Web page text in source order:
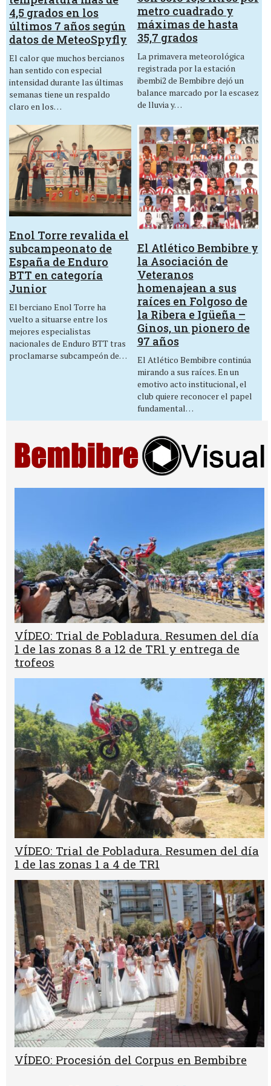
4,5 grados en los
últimos 7 años según
datos de MeteoSpyfly
El calor que muchos bercianos
han sentido con especial
intensidad durante las últimas
semanas tiene un respaldo
claro en los…
metro cuadrado y
máximas de hasta
35,7 grados
La primavera meteorológica
registrada por la estación
ibembi2 de Bembibre dejó un
balance marcado por la escasez
de lluvia y…
Enol Torre revalida el
subcampeonato de
España de Enduro
BTT en categoría
Junior
El berciano Enol Torre ha
vuelto a situarse entre los
mejores especialistas
nacionales de Enduro BTT tras
proclamarse subcampeón de…
El Atlético Bembibre y
la Asociación de
Veteranos
homenajean a sus
raíces en Folgoso de
la Ribera e Igüeña –
Ginos, un pionero de
97 años
El Atlético Bembibre continúa
mirando a sus raíces. En un
emotivo acto institucional, el
club quiere reconocer el papel
fundamental…
VÍDEO: Trial de Pobladura. Resumen del día
1 de las zonas 8 a 12 de TR1 y entrega de
trofeos
VÍDEO: Trial de Pobladura. Resumen del día
1 de las zonas 1 a 4 de TR1
VÍDEO: Procesión del Corpus en Bembibre